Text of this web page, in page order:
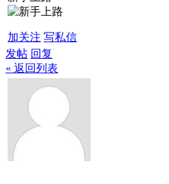
加关注 写私信
发帖 回复
« 返回列表